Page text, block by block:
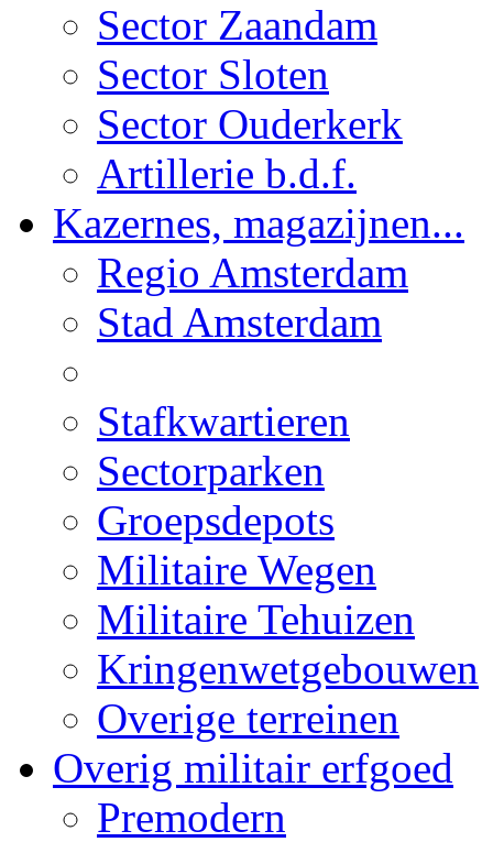
Sector Zaandam
Sector Sloten
Sector Ouderkerk
Artillerie b.d.f.
Kazernes, magazijnen...
Regio Amsterdam
Stad Amsterdam
Stafkwartieren
Sectorparken
Groepsdepots
Militaire Wegen
Militaire Tehuizen
Kringenwetgebouwen
Overige terreinen
Overig militair erfgoed
Premodern